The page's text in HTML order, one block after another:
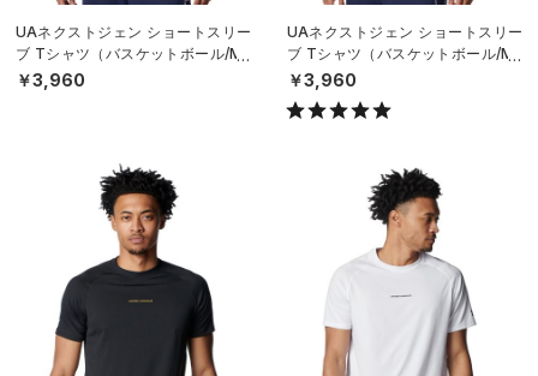
UAネクストジェン ショートスリー
ブ Tシャツ（バスケットボール/ME
N）
￥3,960
UAネクストジェン ショートスリー
ブ Tシャツ（バスケットボール/ME
N）
￥3,960